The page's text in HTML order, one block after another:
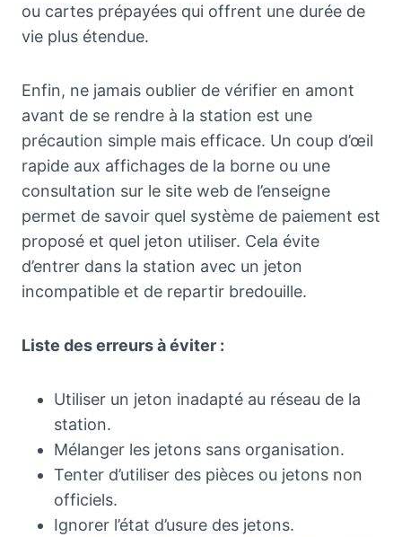
ou cartes prépayées qui offrent une durée de
vie plus étendue.
Enfin, ne jamais oublier de vérifier en amont
avant de se rendre à la station est une
précaution simple mais efficace. Un coup d’œil
rapide aux affichages de la borne ou une
consultation sur le site web de l’enseigne
permet de savoir quel système de paiement est
proposé et quel jeton utiliser. Cela évite
d’entrer dans la station avec un jeton
incompatible et de repartir bredouille.
Liste des erreurs à éviter :
Utiliser un jeton inadapté au réseau de la
station.
Mélanger les jetons sans organisation.
Tenter d’utiliser des pièces ou jetons non
officiels.
Ignorer l’état d’usure des jetons.